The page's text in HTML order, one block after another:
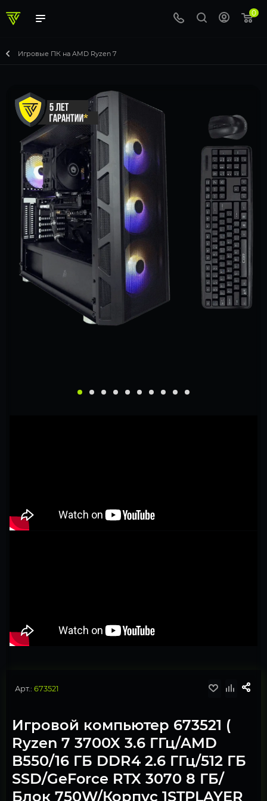
0
Игровые ПК на AMD Ryzen 7
Арт.: 673521
Игровой компьютер 673521 (
Ryzen 7 3700X 3.6 ГГц/AMD
B550/16 ГБ DDR4 2.6 ГГц/512 ГБ
SSD/GeForce RTX 3070 8 ГБ/
Блок 750W/Корпус 1STPLAYER